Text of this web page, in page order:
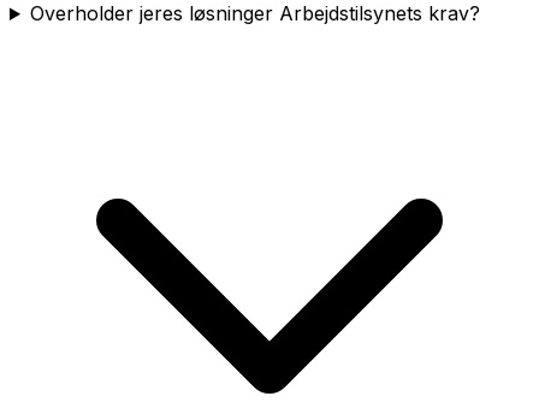
Overholder jeres løsninger Arbejdstilsynets krav?